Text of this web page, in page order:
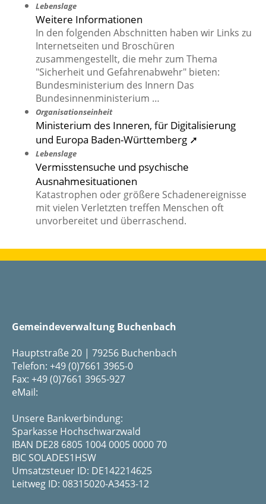
Lebenslage
Weitere Informationen
In den folgenden Abschnitten haben wir Links zu
Internetseiten und Broschüren
zusammengestellt, die mehr zum Thema
"Sicherheit und Gefahrenabwehr" bieten:
Bundesministerium des Innern Das
Bundesinnenministerium …
Organisationseinheit
Ministerium des Inneren, für Digitalisierung
und Europa Baden-Württemberg ➚
Lebenslage
Vermisstensuche und psychische
Ausnahmesituationen
Katastrophen oder größere Schadenereignisse
mit vielen Verletzten treffen Menschen oft
unvorbereitet und überraschend.
Gemeindeverwaltung Buchenbach
Hauptstraße 20 | 79256 Buchenbach
Telefon: +49 (0)7661 3965-0
Fax: +49 (0)7661 3965-927
eMail:
Unsere Bankverbindung:
Sparkasse Hochschwarzwald
IBAN DE28 6805 1004 0005 0000 70
BIC SOLADES1HSW
Umsatzsteuer ID: DE142214625
Leitweg ID: 08315020-A3453-12